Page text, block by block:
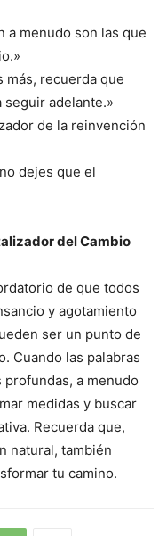
a menudo son las que
más, recuerda que
adelante.»
de la reinvención
dejes que el
del Cambio
de que todos
y agotamiento
ser un punto de
Cuando las palabras
a menudo
medidas y buscar
Recuerda que,
natural, también
tu camino.